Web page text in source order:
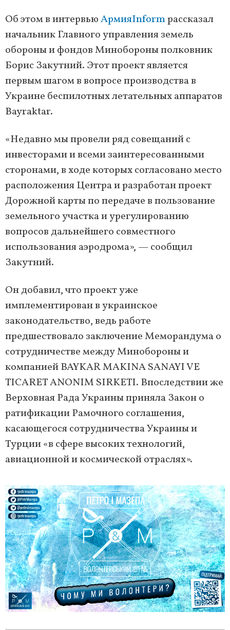
Об этом в интервьюАрмияInformрассказал
начальник Главного управления земель
обороны и фондов Минобороны полковник
Борис Закутний. Этот проект является
первым шагом в вопросе производства в
Украине беспилотных летательных аппаратов
Bayraktar.
«Недавно мы провели ряд совещаний с
инвесторами и всеми заинтересованными
сторонами, в ходе которых согласовано место
расположения Центра и разработан проект
Дорожной карты по передаче в пользование
земельного участка и урегулированию
вопросов дальнейшего совместного
использования аэродрома», — сообщил
Закутний.
Он добавил, что проект уже
имплементирован в украинское
законодательство, ведь работе
предшествовало заключение Меморандума о
сотрудничестве между Минобороны и
компанией BAYKAR MAKINA SANAYI VE
TICARET ANONIM SIRKETI. Впоследствии же
Верховная Рада Украины приняла Закон о
ратификации Рамочного соглашения,
касающегося сотрудничества Украины и
Турции «в сфере высоких технологий,
авиационной и космической отраслях».